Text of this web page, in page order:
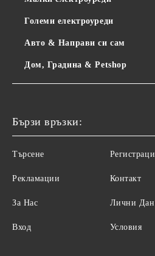
Големи електроуреди
Авто & Направи си сам
Дом, Градина & Petshop
Бързи връзки:
Търсене
Рекламации
За Нас
Вход
Контакт
Лични
Условия